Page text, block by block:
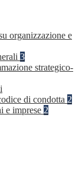
organizzazione e
3
strategico-
di condotta 2
e imprese 2